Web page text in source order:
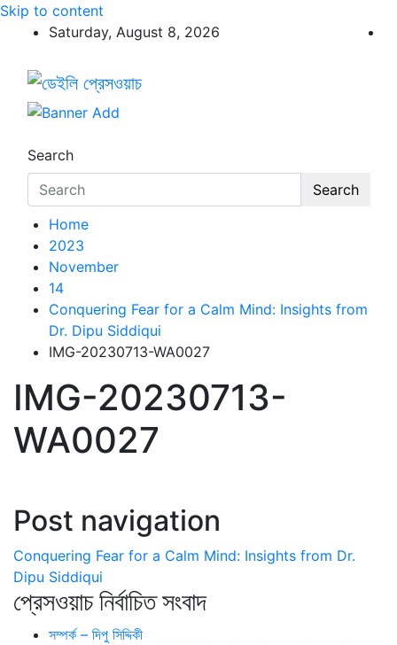
Skip to content
Saturday, August 8, 2026
ডেইলি প্রেসওয়াচ
ডেইলি প্রেসওয়াচ মুক্তিযুদ্ধের চেতনায় উদ্বুদ্ধ মুখপত্র
Search
Search
Home
2023
November
14
Conquering Fear for a Calm Mind: Insights from
Dr. Dipu Siddiqui
IMG-20230713-WA0027
IMG-20230713-
WA0027
Post navigation
Conquering Fear for a Calm Mind: Insights from Dr.
Dipu Siddiqui
প্রেসওয়াচ নির্বাচিত সংবাদ
সম্পর্ক – দিপু সিদ্দিকী